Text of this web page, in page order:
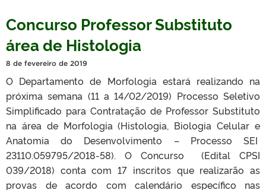
Concurso Professor Substituto
área de Histologia
8 de fevereiro de 2019
O Departamento de Morfologia estará realizando na
próxima semana (11 a 14/02/2019) Processo Seletivo
Simplificado para Contratação de Professor Substituto
na área de Morfologia (Histologia, Biologia Celular e
Anatomia do Desenvolvimento – Processo SEI
23110.059795/2018-58). O Concurso (Edital CPSI
039/2018) conta com 17 inscritos que realizarão as
provas de acordo com calendário específico nas